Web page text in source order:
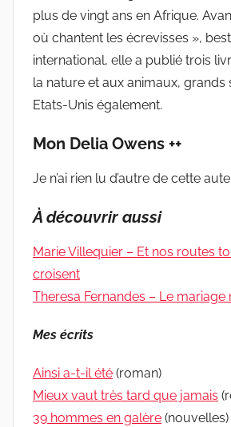
plus de vingt ans en Afrique.
où chantent les écrevisses »,
international, elle a publié trois
la nature et aux animaux, grands
Etats-Unis également.
Mon Delia Owens ++
Je n’ai rien lu d’autre de cette
À découvrir aussi
Marie Villequier – Et nos routes
croisent
Theresa Fernandes – Le mariage
Mes écrits
Ainsi a-t-il été (roman)
Mieux vaut très tard que jamais
39 hommes en galère (nouvelles)